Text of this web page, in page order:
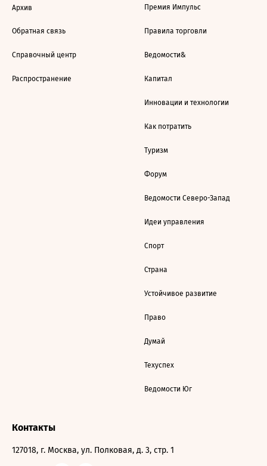
Архив
Обратная связь
Справочный центр
Распространение
Премия Импульс
Правила торговли
Ведомости&
Капитал
Инновации и технологии
Как потратить
Туризм
Форум
Ведомости Северо-Запад
Идеи управления
Спорт
Страна
Устойчивое развитие
Право
Думай
Техуспех
Ведомости Юг
Контакты
127018, г. Москва, ул. Полковая, д. 3, стр. 1